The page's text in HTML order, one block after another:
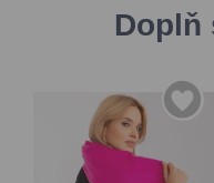
Doplň